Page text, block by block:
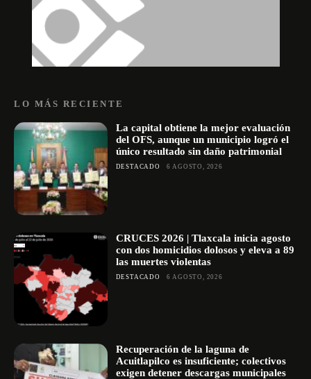
LO MÁS RECIENTE
La capital obtiene la mejor evaluación
del OFS, aunque un municipio logró el
único resultado sin daño patrimonial
DESTACADO 6 AGOSTO, 2026
CRUCES 2026 | Tlaxcala inicia agosto
con dos homicidios dolosos y eleva a 89
las muertes violentas
DESTACADO 6 AGOSTO, 2026
Recuperación de la laguna de
Acuitlapilco es insuficiente; colectivos
exigen detener descargas municipales